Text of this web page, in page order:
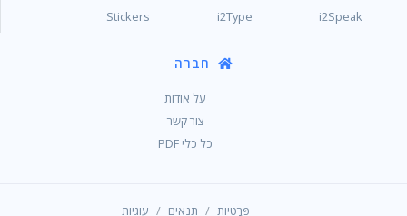
i2Speak
i2Type
Stickers
חברה
על אודות
צור קשר
כל כלי PDF
פְּרָטִיוּת / תנאים / עוגיות